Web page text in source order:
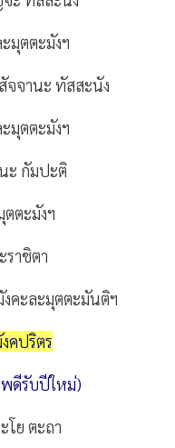
มุตตะมังฯ
จจานะ ทัสสะนัง
มุตตะมังฯ
ะ กัมปะติ
ตตะมังฯ
าชิตา
คะละมุตตะมันติฯ
คปริตร
ดีรับปีใหม่)
โย ตะถา